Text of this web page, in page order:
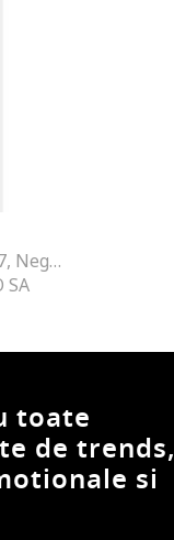
Rochie dama, 303995287, Negru, Bumbac
SA
toate
de trends,
si